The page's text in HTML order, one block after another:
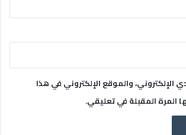
الإلكتروني، والموقع الإلكتروني في هذا
المرة المقبلة في تعليقي.